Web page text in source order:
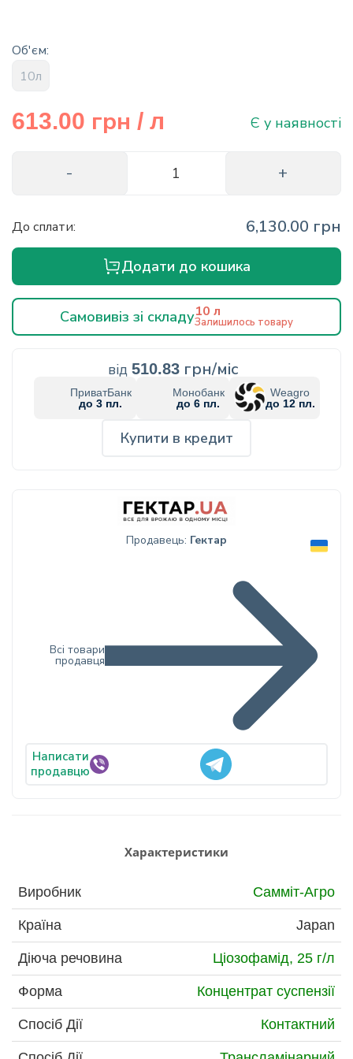
Об'єм:
10л
613.00 грн / л Є у наявності
До сплати: 6,130.00 грн
Додати до кошика
Самовивіз зі складу10 л
Залишилось товару
від 510.83 грн/міс
ПриватБанк
до 3 пл.
Монобанк
до 6 пл.
Weagro
до 12 пл.
Купити в кредит
Продавець: Гектар
Написати
продавцю
Всі товари
продавця
Характеристики
Виробник Самміт-Агро
Країна Japan
Діюча речовина Ціозофамід, 25 г/л
Форма Концентрат суспензії
Спосіб Дії Контактний